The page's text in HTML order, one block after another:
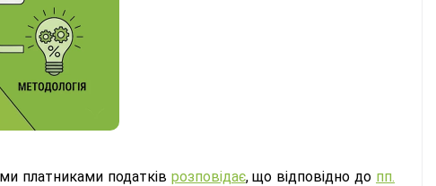
платниками податків розповідає, що відповідно до пп.